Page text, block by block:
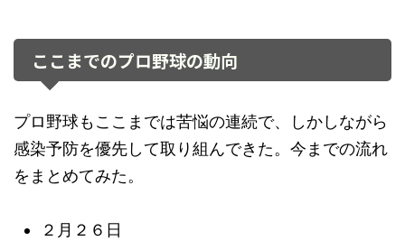
ここまでのプロ野球の動向
プロ野球もここまでは苦悩の連続で、しかしながら
感染予防を優先して取り組んできた。今までの流れ
をまとめてみた。
２月２６日